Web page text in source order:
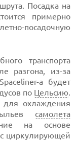
Посадка на
примерно
посадочную
транспорта
разгона, из-за
а будет
по Цельсию.
для охлаждения
самолета
на основе
циркулирующей